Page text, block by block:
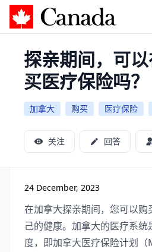
加拿大攻略
探亲期间，可
买医疗保险吗？
加拿大 购买 医疗保险
关注 回答
24 December, 2023
在加拿大探亲期间，您可以购
己的健康。加拿大的医疗系统
度，即加拿大医疗保险计划